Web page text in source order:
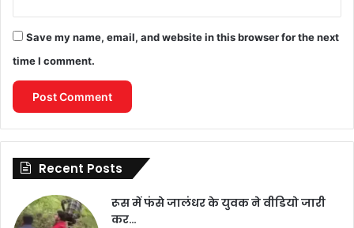
Save my name, email, and website in this browser for the next
time I comment.
Recent Posts
रूस में फंसे जालंधर के युवक ने वीडियो जारी
कर…